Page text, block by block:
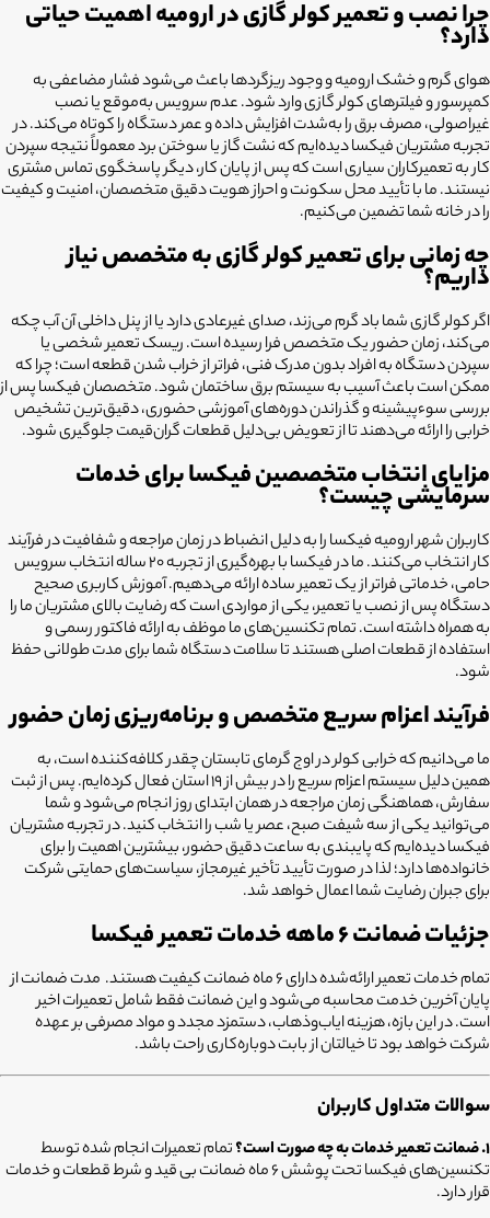
چرا نصب و تعمیر کولر گازی در ارومیه اهمیت حیاتی
دارد؟
هوای گرم و خشک ارومیه و وجود ریزگردها باعث می‌شود فشار مضاعفی به
کمپرسور و فیلترهای کولر گازی وارد شود. عدم سرویس به‌موقع یا نصب
غیراصولی، مصرف برق را به‌شدت افزایش داده و عمر دستگاه را کوتاه می‌کند. در
تجربه مشتریان فیکسا دیده‌ایم که نشت گاز یا سوختن برد معمولاً نتیجه سپردن
کار به تعمیرکاران سیاری است که پس از پایان کار، دیگر پاسخگوی تماس مشتری
نیستند. ما با تأیید محل سکونت و احراز هویت دقیق متخصصان، امنیت و کیفیت
را در خانه شما تضمین می‌کنیم.
چه زمانی برای تعمیر کولر گازی به متخصص نیاز
داریم؟
اگر کولر گازی شما باد گرم می‌زند، صدای غیرعادی دارد یا از پنل داخلی آن آب چکه
می‌کند، زمان حضور یک متخصص فرا رسیده است. ریسک تعمیر شخصی یا
سپردن دستگاه به افراد بدون مدرک فنی، فراتر از خراب شدن قطعه است؛ چرا که
ممکن است باعث آسیب به سیستم برق ساختمان شود. متخصصان فیکسا پس از
بررسی سوءپیشینه و گذراندن دوره‌های آموزشی حضوری، دقیق‌ترین تشخیص
خرابی را ارائه می‌دهند تا از تعویض بی‌دلیل قطعات گران‌قیمت جلوگیری شود.
مزایای انتخاب متخصصین فیکسا برای خدمات
سرمایشی چیست؟
کاربران شهر ارومیه فیکسا را به دلیل انضباط در زمان مراجعه و شفافیت در فرآیند
کار انتخاب می‌کنند. ما در فیکسا با بهره‌گیری از تجربه ۲۰ ساله انتخاب سرویس
حامی، خدماتی فراتر از یک تعمیر ساده ارائه می‌دهیم. آموزش کاربری صحیح
دستگاه پس از نصب یا تعمیر، یکی از مواردی است که رضایت بالای مشتریان ما را
به همراه داشته است. تمام تکنسین‌های ما موظف به ارائه فاکتور رسمی و
استفاده از قطعات اصلی هستند تا سلامت دستگاه شما برای مدت طولانی حفظ
شود.
فرآیند اعزام سریع متخصص و برنامه‌ریزی زمان حضور
ما می‌دانیم که خرابی کولر در اوج گرمای تابستان چقدر کلافه‌کننده است، به
همین دلیل سیستم اعزام سریع را در بیش از 19 استان فعال کرده‌ایم. پس از ثبت
سفارش، هماهنگی زمان مراجعه در همان ابتدای روز انجام می‌شود و شما
می‌توانید یکی از سه شیفت صبح، عصر یا شب را انتخاب کنید. در تجربه مشتریان
فیکسا دیده‌ایم که پایبندی به ساعت دقیق حضور، بیشترین اهمیت را برای
خانواده‌ها دارد؛ لذا در صورت تأیید تأخیر غیرمجاز، سیاست‌های حمایتی شرکت
برای جبران رضایت شما اعمال خواهد شد.
جزئیات ضمانت ۶ ماهه خدمات تعمیر فیکسا
تمام خدمات تعمیر ارائه‌شده دارای ۶ ماه ضمانت کیفیت هستند. مدت ضمانت از
پایان آخرین خدمت محاسبه می‌شود و این ضمانت فقط شامل تعمیرات اخیر
است. در این بازه، هزینه ایاب‌وذهاب، دستمزد مجدد و مواد مصرفی بر عهده
شرکت خواهد بود تا خیالتان از بابت دوباره‌کاری راحت باشد.
سوالات متداول کاربران
۱. ضمانت تعمیر خدمات به چه صورت است؟
تمام تعمیرات انجام شده توسط
تکنسین‌های فیکسا تحت پوشش ۶ ماه ضمانت بی قید و شرط قطعات و خدمات
قرار دارد.